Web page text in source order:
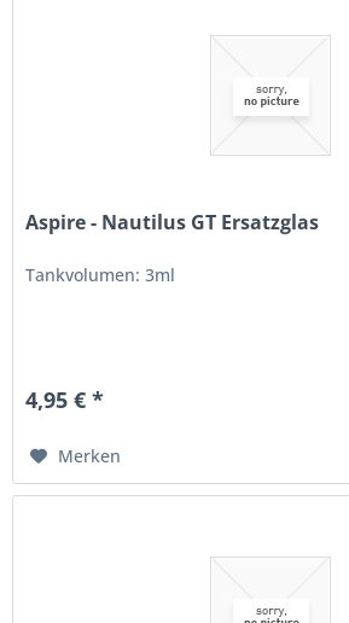
Aspire - Nautilus GT Ersatzglas
Tankvolumen: 3ml
4,95 € *
Merken